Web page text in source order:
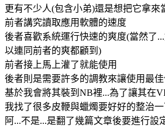
更有不少人(包含小弟)還是想把它拿來
前者講究讀取應用軟體的速度
後者喜歡系統運行快速的爽度(當然了
以連同前者的爽都顧到)
前者接上馬上灌了就能使用
後者則是需要許多的調教來讓使用最
基於我會將其裝到NB裡...為了讓其在
我找了很多皮鞭與蠟燭要好好的整治
阿...不是...是翻了幾篇文章後要進行設